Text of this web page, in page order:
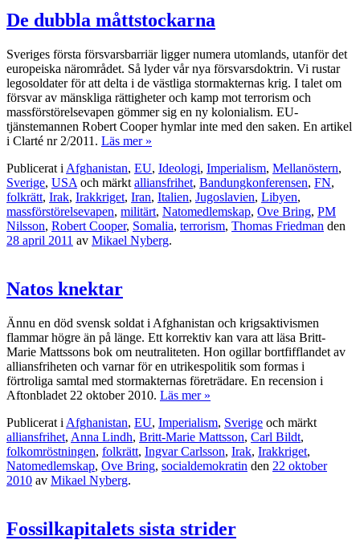
De dubbla måttstockarna
Sveriges första försvarsbarriär ligger numera utomlands, utanför det
europeiska närområdet. Så lyder vår nya försvarsdoktrin. Vi rustar
legosoldater för att delta i de västliga stormakternas krig. I talet om
försvar av mänskliga rättigheter och kamp mot terrorism och
massförstörelsevapen gömmer sig en ny kolonialism. EU-
tjänstemannen Robert Cooper hymlar inte med den saken. En artikel
i Clarté nr 2/2011. Läs mer »
Publicerat i Afghanistan, EU, Ideologi, Imperialism, Mellanöstern,
Sverige, USA och märkt alliansfrihet, Bandungkonferensen, FN,
folkrätt, Irak, Irakkriget, Iran, Italien, Jugoslavien, Libyen,
massförstörelsevapen, militärt, Natomedlemskap, Ove Bring, PM
Nilsson, Robert Cooper, Somalia, terrorism, Thomas Friedman den
28 april 2011 av Mikael Nyberg.
Natos knektar
Ännu en död svensk soldat i Afghanistan och krigsaktivismen
flammar högre än på länge. Ett korrektiv kan vara att läsa Britt-
Marie Mattssons bok om neutraliteten. Hon ogillar bortfifflandet av
alliansfriheten och varnar för en utrikespolitik som formas i
förtroliga samtal med stormakternas företrädare. En recension i
Aftonbladet 22 oktober 2010. Läs mer »
Publicerat i Afghanistan, EU, Imperialism, Sverige och märkt
alliansfrihet, Anna Lindh, Britt-Marie Mattsson, Carl Bildt,
folkomröstningen, folkrätt, Ingvar Carlsson, Irak, Irakkriget,
Natomedlemskap, Ove Bring, socialdemokratin den 22 oktober
2010 av Mikael Nyberg.
Fossilkapitalets sista strider